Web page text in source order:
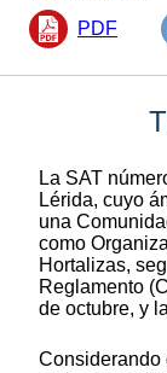
PDF
La SAT
Lérida, cuyo
una
como
Hortalizas,
Reglamento
de octubre, y
Considerando